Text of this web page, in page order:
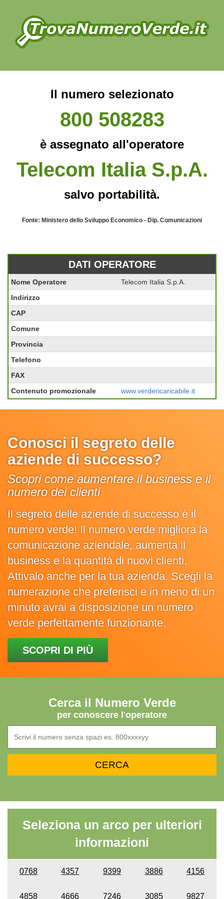
Il numero selezionato
800 508283
è assegnato all'operatore
Telecom Italia S.p.A.
salvo portabilità.
Fonte: Ministero dello Sviluppo Economico - Dip. Comunicazioni
DATI OPERATORE
Nome Operatore
Telecom Italia S.p.A.
Indirizzo
CAP
Comune
Provincia
Telefono
FAX
Contenuto promozionale
www.verdericaricabile.it
Conosci il segreto delle
aziende di successo?
Scopri come aumentare il business e il
numero dei clienti
Il segreto delle aziende di successo è il
numero verde! Il numero verde migliora la
comunicazione aziendale, aumenta il
business e la quantità di nuovi clienti.
Attivalo anche per la tua azienda. Scegli la
numerazione che preferisci e in meno di un
minuto avrai a disposizione un numero
verde perfettamente funzionante.
SCOPRI DI PIÙ
Cerca il Numero Verde
per conoscere l'operatore
Seleziona un arco per ulteriori
informazioni
0768 4357 9399 3886 4156
4858 4666 7246 3085 9827